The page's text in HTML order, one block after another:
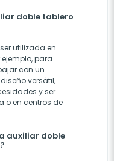
doble tablero
utilizada en
para
con un
versátil,
y ser
o en centros de
auxiliar doble